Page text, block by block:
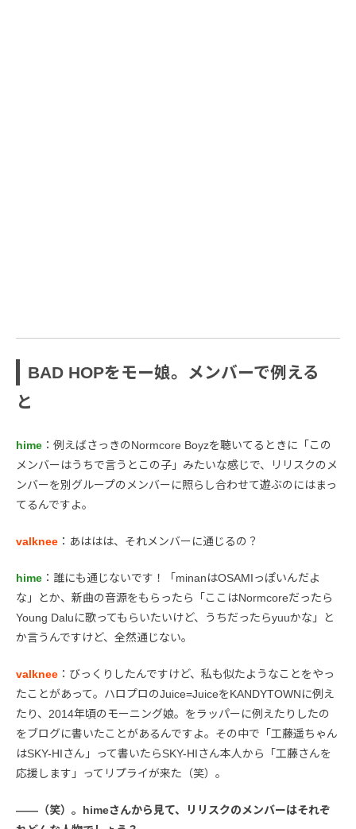
BAD HOPをモー娘。メンバーで例える
と
hime ：例えばさっきのNormcore Boyzを聴いてるときに「この
メンバーはうちで言うとこの子」みたいな感じで、リリスクのメ
ンバーを別グループのメンバーに照らし合わせて遊ぶのにはまっ
てるんですよ。
valknee ：あははは、それメンバーに通じるの？
hime ：誰にも通じないです！「minanはOSAMIっぽいんだよ
な」とか、新曲の音源をもらったら「ここはNormcoreだったら
Young Daluに歌ってもらいたいけど、うちだったらyuuかな」と
か言うんですけど、全然通じない。
valknee ：びっくりしたんですけど、私も似たようなことをやっ
たことがあって。ハロプロのJuice=JuiceをKANDYTOWNに例え
たり、2014年頃のモーニング娘。をラッパーに例えたりしたの
をブログに書いたことがあるんですよ。その中で「工藤遥ちゃん
はSKY-HIさん」って書いたらSKY-HIさん本人から「工藤さんを
応援します」ってリプライが来た（笑）。
――（笑）。himeさんから見て、リリスクのメンバーはそれぞ